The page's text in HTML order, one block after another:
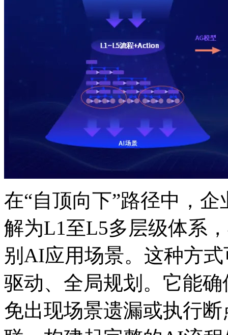
在“自顶向下”路径中，
解为L1至L5多层级体系
别AI应用场景。这种方式
驱动、全局规划。它能
免出现场景遗漏或执行断